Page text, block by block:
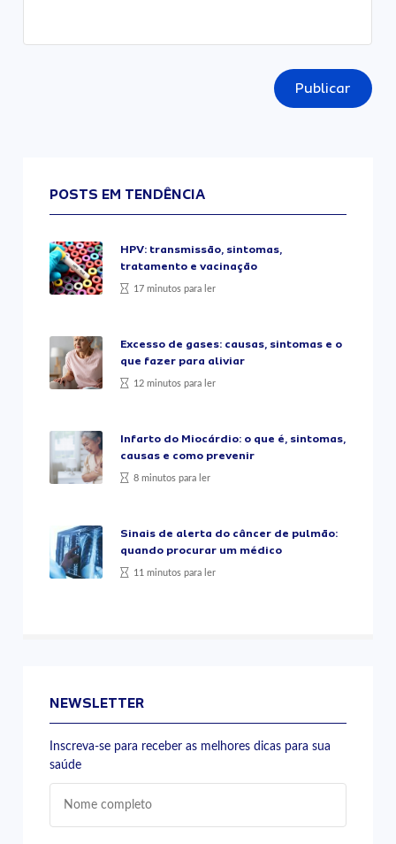
Publicar
POSTS EM TENDÊNCIA
HPV: transmissão, sintomas,
tratamento e vacinação
17 minutos para ler
Excesso de gases: causas, sintomas e o
que fazer para aliviar
12 minutos para ler
Infarto do Miocárdio: o que é, sintomas,
causas e como prevenir
8 minutos para ler
Sinais de alerta do câncer de pulmão:
quando procurar um médico
11 minutos para ler
NEWSLETTER
Inscreva-se para receber as melhores dicas para sua
saúde